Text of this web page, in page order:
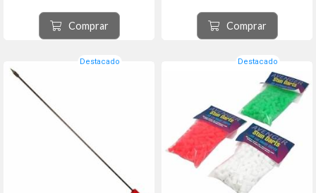
Siluetas metálicas de hasta 100
mts. Diametro real 5.50 mm Peso
del proyectil 25.30 grains /...
Comprar Comprar
Destacado Destacado